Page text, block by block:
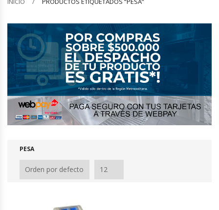
Batidoras
Bolsas De Sellado Al Vacío
Cafeteras
Calentadores De Platos
Campanas Industriales
PESA